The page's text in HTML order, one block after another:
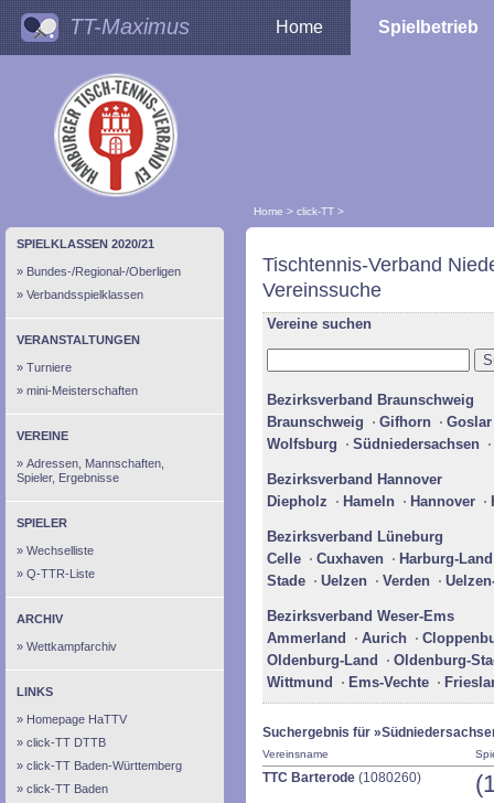
TT-Maximus Home Spielbetrieb
Home > click-TT >
SPIELKLASSEN 2020/21
Bundes-/Regional-/Oberligen
Verbandsspielklassen
VERANSTALTUNGEN
Turniere
mini-Meisterschaften
VEREINE
Adressen, Mannschaften,
Spieler, Ergebnisse
SPIELER
Wechselliste
Q-TTR-Liste
ARCHIV
Wettkampfarchiv
LINKS
Homepage HaTTV
click-TT DTTB
click-TT Baden-Württemberg
click-TT Baden
Tischtennis-Verband
Vereinssuche
Vereine suchen
Bezirksverband Braunschweig
Braunschweig
Gifhorn
Goslar
Wolfsburg
Südniedersachsen
Bezirksverband Hannover
Diepholz
Hameln Hannover
Bezirksverband Lüneburg
Celle
Cuxhaven
Harburg-Land
Stade
Uelzen Verden
Bezirksverband Weser-Ems
Ammerland
Aurich
Oldenburg-Land
Oldenburg-
Wittmund
Ems-Vechte
Suchergebnis für
Vereinsname
TTC Barterode (1080260)